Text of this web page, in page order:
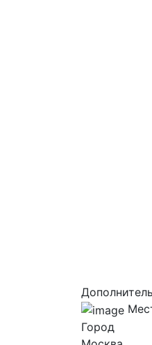
Город